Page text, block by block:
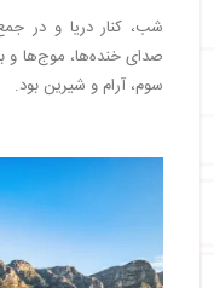
شب، کنار دریا و در
صدای خنده‌ها، موج‌ها و
سوم، آرام و شیرین بود.